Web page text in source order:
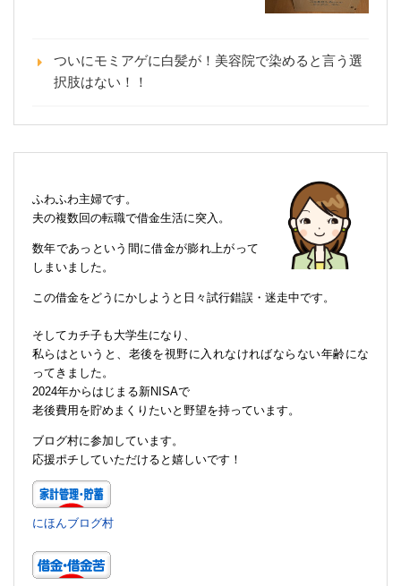
ついにモミアゲに白髪が！美容院で染めると言う選
択肢はない！！
ふわふわ主婦です。
夫の複数回の転職で借金生活に突入。
数年であっという間に借金が膨れ上がって
しまいました。
この借金をどうにかしようと日々試行錯誤・迷走中です。
そしてカチ子も大学生になり、
私らはというと、老後を視野に入れなければならない年齢にな
ってきました。
2024年からはじまる新NISAで
老後費用を貯めまくりたいと野望を持っています。
ブログ村に参加しています。
応援ポチしていただけると嬉しいです！
にほんブログ村